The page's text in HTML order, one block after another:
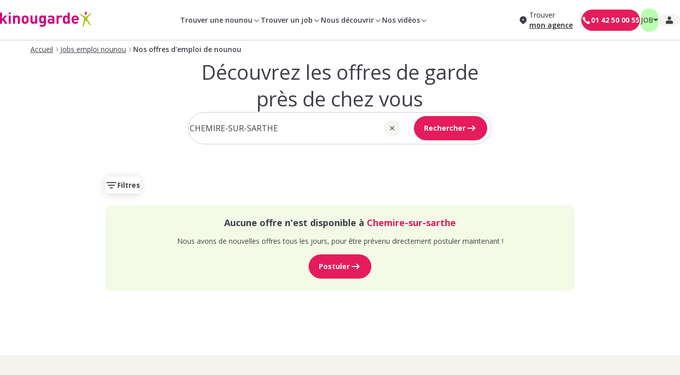
Trouver une nounou Trouver un job Nous découvrir Nos vidéos
Trouver
mon agence
01 42 50 00 55 JOB
Accueil Jobs emploi nounou Nos offres d'emploi de nounou
Découvrez les offres de garde
près de chez vous
Rechercher
Filtres
Aucune offre n'est disponible à Chemire-sur-sarthe
Nous avons de nouvelles offres tous les jours, pour être prévenu directement postuler maintenant !
Postuler